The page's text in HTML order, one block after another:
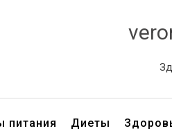
питания Диеты